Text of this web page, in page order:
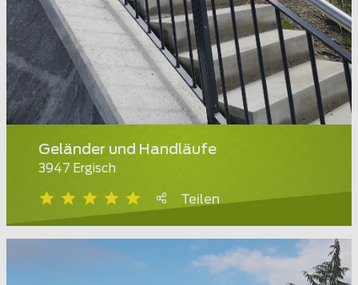
Geländer und Handläufe
3947 Ergisch
Teilen